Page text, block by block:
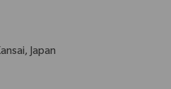
Japan